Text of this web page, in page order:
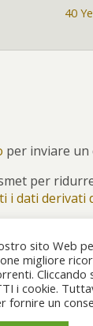
40
per inviare un
per
i dati derivati
Torna su
Pc
sito Web
migliore
i cookie.
fornire un